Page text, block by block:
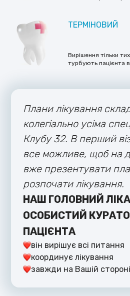
ТЕРМІНОВИЙ
Вирішення тільки
турбують пацієнта в
Плани лікування
колегіально усіма
Клубу 32. В перший
все можливе, щоб на
вже презентувати
розпочати лікування.
НАШ ГОЛОВНИЙ
ОСОБИСТИЙ
ПАЦІЄНТА
він вирішує всі питання
координує лікування
завжди на Вашій стороні